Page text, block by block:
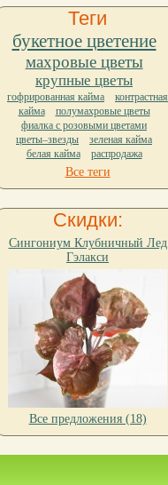
Теги
букетное цветение
махровые цветы
крупные цветы
гофрированная кайма
контрастная
кайма
полумахровые цветы
фиалка с розовыми цветами
цветы–звезды
зеленая кайма
белая кайма
распродажа
Все теги
Скидки:
Сингониум Клубничный Лед
Гэлакси
Все предложения (18)